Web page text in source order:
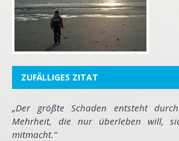
ZUFÄLLIGES ZITAT
„Der größte Schaden entsteht
Mehrheit, die nur überleben will,
mitmacht.“